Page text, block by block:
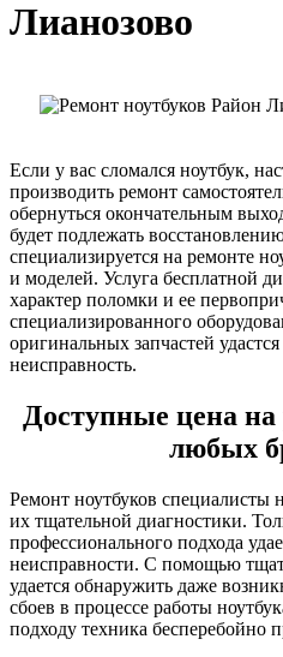
Лианозово
Если у вас сломался ноутбук,
производить ремонт
обернуться окончательным
будет подлежать
специализируется на ремонте
и моделей. Услуга бесплатной
характер поломки и ее
специализированного
оригинальных запчастей
неисправность.
Доступные цена на
любых
Ремонт ноутбуков
их тщательной диагностики.
профессионального подхода
неисправности. С помощью
удается обнаружить даже
сбоев в процессе работы
подходу техника бесперебойно